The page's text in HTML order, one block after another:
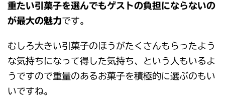
重たい引菓子を選んでもゲストの負担にならないの
が最大の魅力です。
むしろ大きい引菓子のほうがたくさんもらったよう
な気持ちになって得した気持ち、という人もいるよ
うですので重量のあるお菓子を積極的に選ぶのもい
いですね。